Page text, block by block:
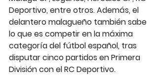
Deportivo, entre otros. Además, el
delantero malagueño también sabe
lo que es competir en la máxima
categoría del fútbol español, tras
disputar cinco partidos en Primera
División con el RC Deportivo.